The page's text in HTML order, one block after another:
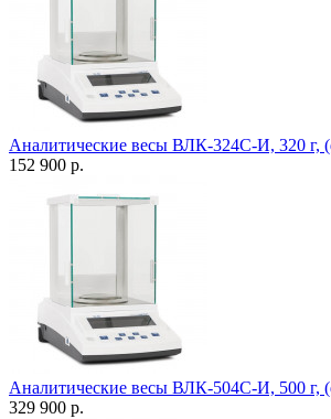
Аналитические весы ВЛК-324С-И, 320 г,
152 900 р.
Аналитические весы ВЛК-504С-И, 500 г,
329 900 р.